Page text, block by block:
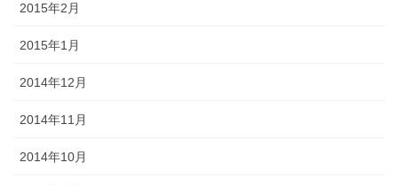
2015年2月
2015年1月
2014年12月
2014年11月
2014年10月